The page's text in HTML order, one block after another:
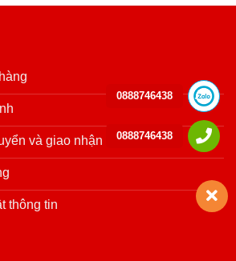
và giao nhận
thông tin
0888746438
0888746438